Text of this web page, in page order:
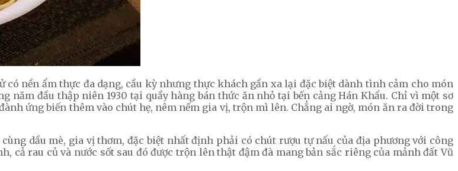
có nền ẩm thực đa dạng, cầu kỳ nhưng thực khách gần xa lại đặc biệt dành tình cảm cho món
đầu thập niên 1930 tại quầy hàng bán thức ăn nhỏ tại bến cảng Hán Khẩu. Chỉ vì một sơ
ứng biến thêm vào chút hẹ, nêm nếm gia vị, trộn mì lên. Chẳng ai ngờ, món ăn ra đời trong
dầu mè, gia vị thơm, đặc biệt nhất định phải có chút rượu tự nấu của địa phương với công
cả rau củ và nước sốt sau đó được trộn lên thật đậm đà mang bản sắc riêng của mảnh đất Vũ